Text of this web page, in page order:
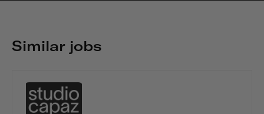
Similar jobs